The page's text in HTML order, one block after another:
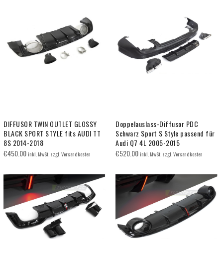
DIFFUSOR TWIN OUTLET GLOSSY
BLACK SPORT STYLE fits AUDI TT
8S 2014-2018
€450.00inkl. MwSt. zzgl. Versandkosten
Doppelauslass-Diffusor PDC
Schwarz Sport S Style passend für
Audi Q7 4L 2005-2015
€520.00inkl. MwSt. zzgl. Versandkosten